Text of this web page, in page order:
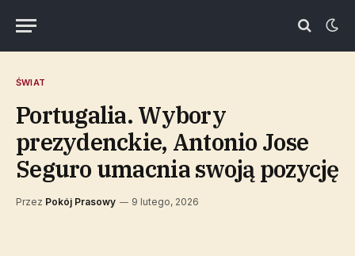
ŚWIAT
Portugalia. Wybory
prezydenckie, Antonio Jose
Seguro umacnia swoją pozycję
Przez Pokój Prasowy 9 lutego, 2026